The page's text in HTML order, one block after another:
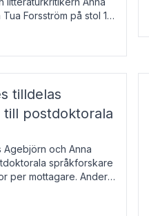
Forsström på stol 18
tilldelas
till postdoktorala
Agebjörn och Anna
språkforskare
per mottagare. Anders